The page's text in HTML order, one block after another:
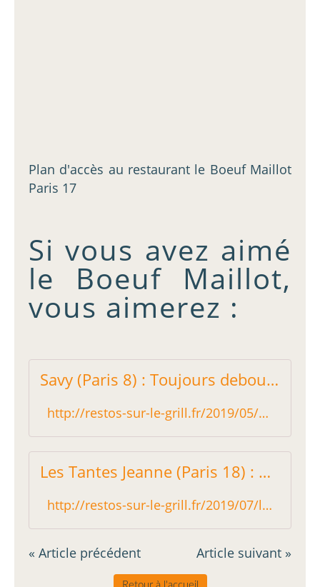
Plan d'accès au restaurant le Boeuf Maillot
Paris 17
Si vous avez aimé
le Boeuf Maillot,
vous aimerez :
Savy (Paris 8) : Toujours debout ! - Restos sur le Grill - Blog critique des restaurants de Paris indépendant !
http://restos-sur-le-grill.fr/2019/05/savy-paris-8-toujours-debout.html
Les Tantes Jeanne (Paris 18) : Bacon sur viande rouge, rien ne bouge ! - Restos sur le Grill - Blog critique des restaurants de Paris indépendant !
http://restos-sur-le-grill.fr/2019/07/les-tantes-jeanne-paris-18-bacon-sur-viande-rouge-rien-ne-bouge.html
« Article précédent Article suivant »